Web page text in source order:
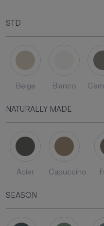
STD
Beige Blanco
NATURALLY MADE
Acier Capuccino
SEASON